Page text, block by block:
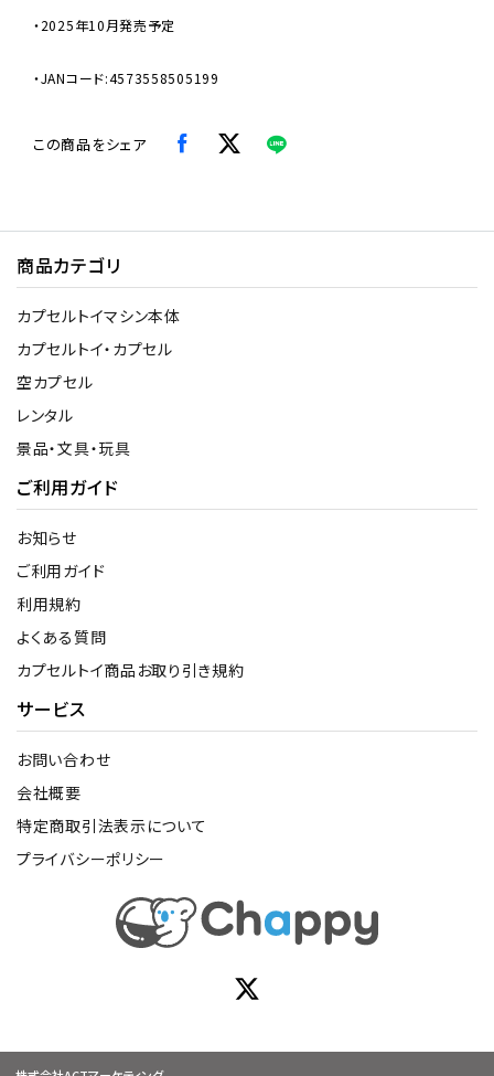
・2025年10月発売予定
・JANコード:4573558505199
この商品をシェア
商品カテゴリ
カプセルトイマシン本体
カプセルトイ・カプセル
空カプセル
レンタル
景品・文具・玩具
ご利用ガイド
お知らせ
ご利用ガイド
利用規約
よくある質問
カプセルトイ商品お取り引き規約
サービス
お問い合わせ
会社概要
特定商取引法表示について
プライバシーポリシー